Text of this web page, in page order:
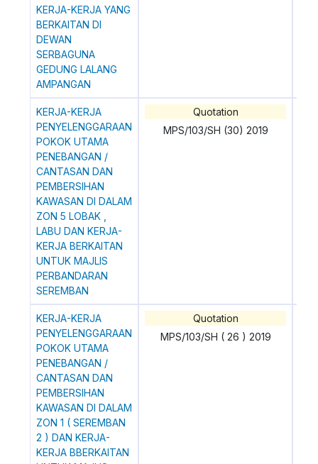
KERJA-KERJA YANG
BERKAITAN DI
DEWAN
SERBAGUNA
GEDUNG LALANG
AMPANGAN
KERJA-KERJA
PENYELENGGARAAN
POKOK UTAMA
PENEBANGAN /
CANTASAN DAN
PEMBERSIHAN
KAWASAN DI DALAM
ZON 5 LOBAK ,
LABU DAN KERJA-
KERJA BERKAITAN
UNTUK MAJLIS
PERBANDARAN
SEREMBAN
Quotation
MPS/103/SH (30) 2019
KERJA-KERJA
PENYELENGGARAAN
POKOK UTAMA
PENEBANGAN /
CANTASAN DAN
PEMBERSIHAN
KAWASAN DI DALAM
ZON 1 ( SEREMBAN
2 ) DAN KERJA-
KERJA BBERKAITAN
Quotation
MPS/103/SH ( 26 ) 2019